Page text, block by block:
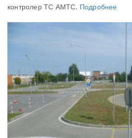
контролер ТС АМТС. Подробнее